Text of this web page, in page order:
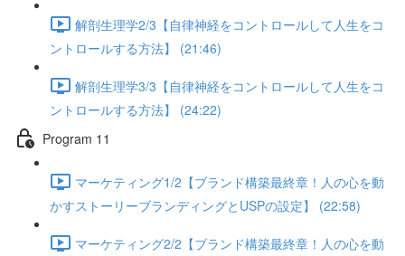
解剖生理学2/3【自律神経をコントロールして人生をコ
ントロールする方法】 (21:46)
解剖生理学3/3【自律神経をコントロールして人生をコ
ントロールする方法】 (24:22)
Program 11
マーケティング1/2【ブランド構築最終章！人の心を動
かすストーリーブランディングとUSPの設定】 (22:58)
マーケティング2/2【ブランド構築最終章！人の心を動